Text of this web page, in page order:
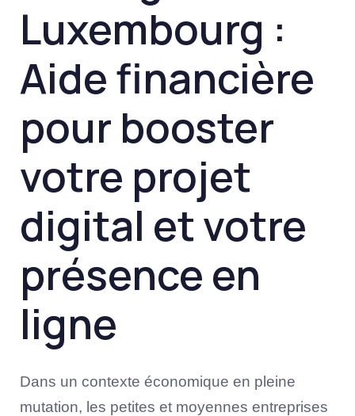
Luxembourg :
Aide financière
pour booster
votre projet
digital et votre
présence en
ligne
Dans un contexte économique en pleine
mutation, les petites et moyennes entreprises